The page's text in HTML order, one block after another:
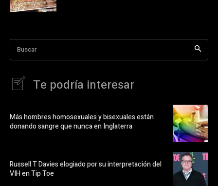
Buscar
Te podría interesar
Más hombres homosexuales y bisexuales están
donando sangre que nunca en Inglaterra
Russell T Davies elogiado por su interpretación del
VIH en Tip Toe